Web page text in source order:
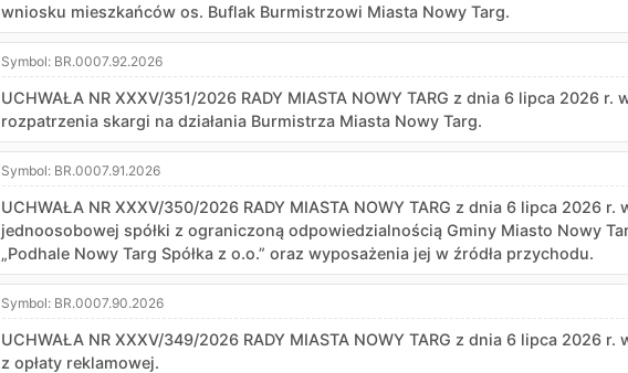
wniosku mieszkańców os. Buflak Burmistrzowi Miasta Nowy Targ.
Symbol: BR.0007.92.2026
UCHWAŁA NR XXXV/351/2026 RADY MIASTA NOWY TARG z dnia 6 lipca 2026 r.
rozpatrzenia skargi na działania Burmistrza Miasta Nowy Targ.
Symbol: BR.0007.91.2026
UCHWAŁA NR XXXV/350/2026 RADY MIASTA NOWY TARG z dnia 6 lipca 2026
jednoosobowej spółki z ograniczoną odpowiedzialnością Gminy Miasto Nowy
„Podhale Nowy Targ Spółka z o.o.” oraz wyposażenia jej w źródła przychodu.
Symbol: BR.0007.90.2026
UCHWAŁA NR XXXV/349/2026 RADY MIASTA NOWY TARG z dnia 6 lipca 2026
z opłaty reklamowej.